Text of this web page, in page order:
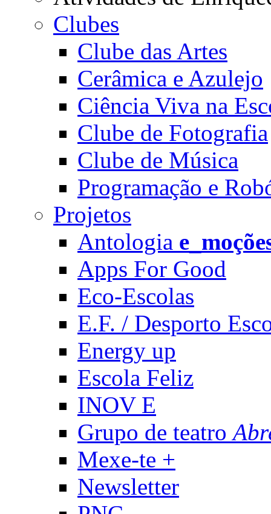
Clubes
Clube das Artes
Cerâmica e Azulejo
Ciência Viva na
Clube de Fotografia
Clube de Música
Programação e
Projetos
Antologia
Apps For Good
Eco-Escolas
E.F. / Desporto
Energy up
Escola Feliz
INOV E
Grupo de teatro
Mexe-te +
Newsletter